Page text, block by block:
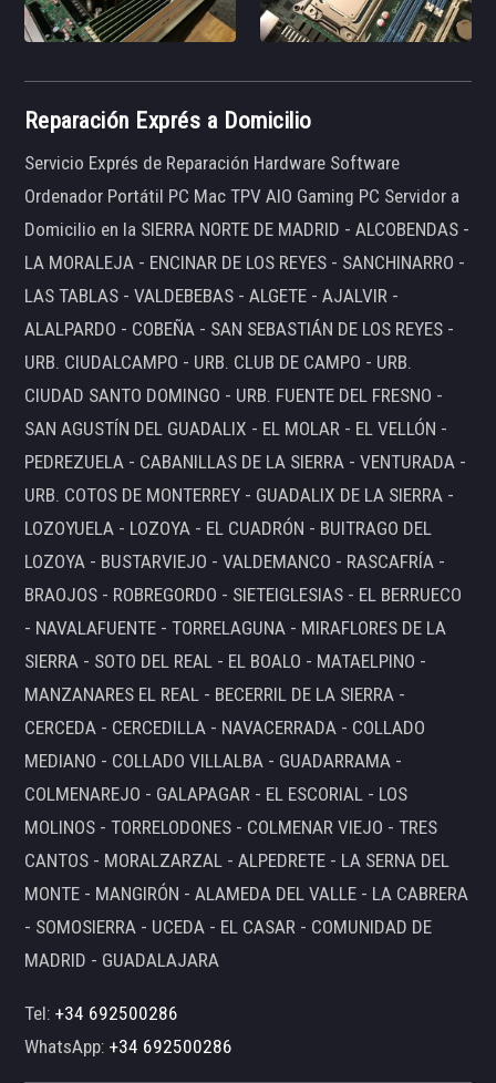
Reparación Exprés a Domicilio
Servicio Exprés de Reparación Hardware Software
Ordenador Portátil PC Mac TPV AIO Gaming PC Servidor a
Domicilio en la SIERRA NORTE DE MADRID - ALCOBENDAS -
LA MORALEJA - ENCINAR DE LOS REYES - SANCHINARRO -
LAS TABLAS - VALDEBEBAS - ALGETE - AJALVIR -
ALALPARDO - COBEÑA - SAN SEBASTIÁN DE LOS REYES -
URB. CIUDALCAMPO - URB. CLUB DE CAMPO - URB.
CIUDAD SANTO DOMINGO - URB. FUENTE DEL FRESNO -
SAN AGUSTÍN DEL GUADALIX - EL MOLAR - EL VELLÓN -
PEDREZUELA - CABANILLAS DE LA SIERRA - VENTURADA -
URB. COTOS DE MONTERREY - GUADALIX DE LA SIERRA -
LOZOYUELA - LOZOYA - EL CUADRÓN - BUITRAGO DEL
LOZOYA - BUSTARVIEJO - VALDEMANCO - RASCAFRÍA -
BRAOJOS - ROBREGORDO - SIETEIGLESIAS - EL BERRUECO
- NAVALAFUENTE - TORRELAGUNA - MIRAFLORES DE LA
SIERRA - SOTO DEL REAL - EL BOALO - MATAELPINO -
MANZANARES EL REAL - BECERRIL DE LA SIERRA -
CERCEDA - CERCEDILLA - NAVACERRADA - COLLADO
MEDIANO - COLLADO VILLALBA - GUADARRAMA -
COLMENAREJO - GALAPAGAR - EL ESCORIAL - LOS
MOLINOS - TORRELODONES - COLMENAR VIEJO - TRES
CANTOS - MORALZARZAL - ALPEDRETE - LA SERNA DEL
MONTE - MANGIRÓN - ALAMEDA DEL VALLE - LA CABRERA
- SOMOSIERRA - UCEDA - EL CASAR - COMUNIDAD DE
MADRID - GUADALAJARA
Tel:+34 692500286
WhatsApp:+34 692500286